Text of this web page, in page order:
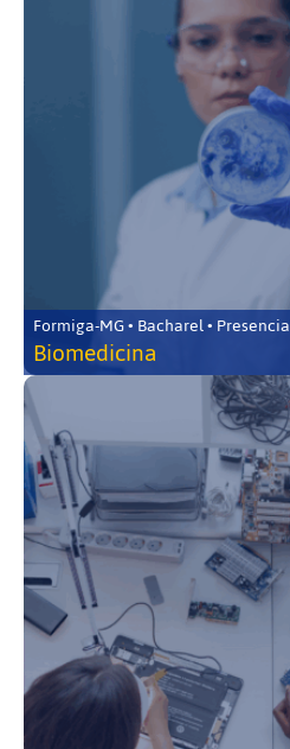
Formiga-MG • Bacharel •
Biomedicina